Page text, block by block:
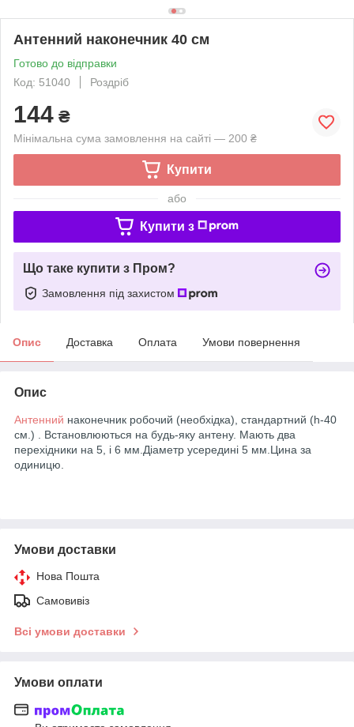
Антенний наконечник 40 см
Готово до відправки
Код: 51040
Роздріб
144 ₴
Мінімальна сума замовлення на сайті — 200 ₴
Купити
або
Купити з
Що таке купити з Пром?
Замовлення під захистом
Опис Доставка Оплата Умови повернення
Опис
Антенний наконечник робочий (необхідка), стандартний (h-40
см.) . Встановлюються на будь-яку антену. Мають два
перехідники на 5, і 6 мм.Діаметр усередині 5 мм.Цина за
одиницю.
Умови доставки
Нова Пошта
Самовивіз
Всі умови доставки
Умови оплати